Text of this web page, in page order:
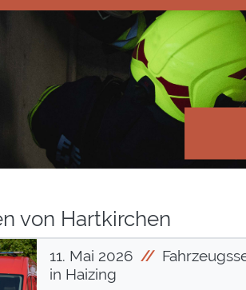
von Hartkirchen
11. Mai 2026
in Haizing